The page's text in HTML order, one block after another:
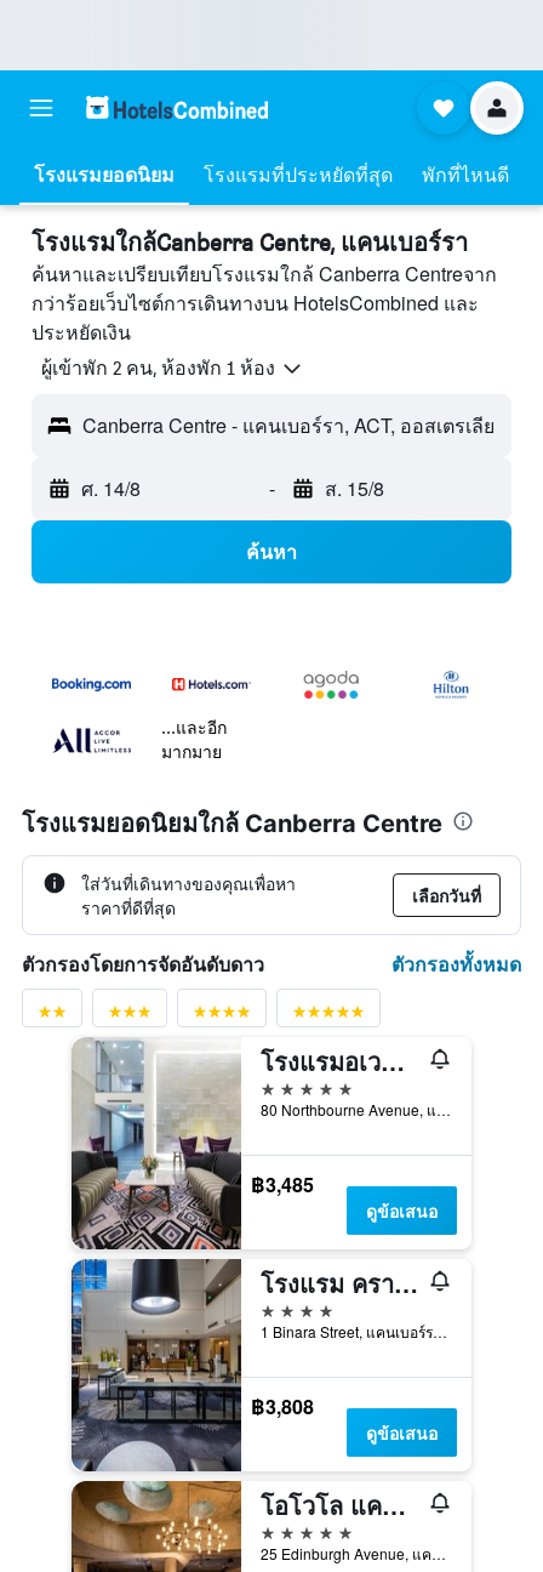
โรงแรมยอดนิยม โรงแรมที่ประหยัดที่สุด พักที่ไหนดี
โรงแรมใกล้Canberra Centre, แคนเบอร์รา
ค้นหาและเปรียบเทียบโรงแรมใกล้ Canberra Centreจาก
กว่าร้อยเว็บไซต์การเดินทางบน HotelsCombined และ
ประหยัดเงิน
ผู้เข้าพัก 2 คน, ห้องพัก 1 ห้อง
Canberra Centre - แคนเบอร์รา, ACT, ออสเตรเลีย
ศ. 14/8 - ส. 15/8
ค้นหา
...และอีก
มากมาย
โรงแรมยอดนิยมใกล้ Canberra Centre
ใส่วันที่เดินทางของคุณเพื่อหา
ราคาที่ดีที่สุด
เลือกวันที่
ตัวกรองโดยการจัดอันดับดาว ตัวกรองทั้งหมด
โรงแรมอเวนิว แคนเบอร์รา
5 ดาว
80 Northbourne Avenue, แคนเบอร์รา, ACT, ออสเตรเลีย
฿3,485
ดูข้อเสนอ
โรงแรม คราวน์ พลาซ่า แคนเบอร์รา บาย IHG
4 ดาว
1 Binara Street, แคนเบอร์รา, ACT, ออสเตรเลีย
฿3,808
ดูข้อเสนอ
โอโวโล แคนเบอร์รา, อะ วินด์แฮม โฮเทล
5 ดาว
25 Edinburgh Avenue, แคนเบอร์รา, ACT, ออสเตรเลีย